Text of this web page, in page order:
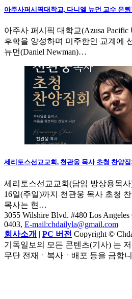
아주사퍼시픽대학교, 다니엘 뉴먼 교수 은
아주사 퍼시픽 대학교(Azusa
후학을 양성하며 미주한인 교계에
뉴먼(Daniel Newman)…
세리토스선교교회, 천관웅 목사 초청 찬양
세리토스선교교회(담임 방상용목
16일(주일)까지 천관웅 목사 초청
목사는 현…
3055 Wilshire Blvd. #480 Los Angeles
0403, E-mail:chdailyla@gmail.com
회사소개 | PC 버전 Copyright ©
기독일보의 모든 콘텐츠(기사) 는
무단 전재ㆍ복사ㆍ배포 등을 금합